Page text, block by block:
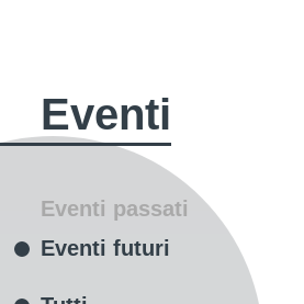
Eventi
Eventi passati
Eventi futuri